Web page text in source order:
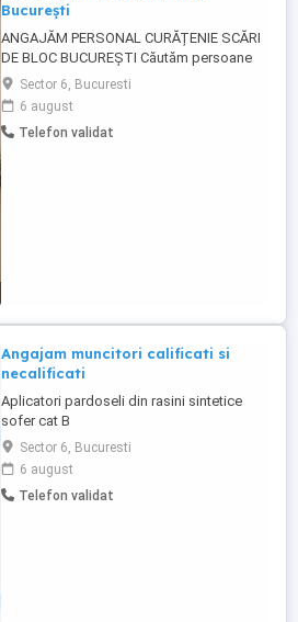
București
ANGAJĂM PERSONAL CURĂȚENIE SCĂRI
DE BLOC BUCUREȘTI Căutăm persoane
serioase și responsabile pentru activități
de curățenie în scări de bloc, cu sau fără
predarea gunoiului. Oferim: Program full-
time sau part-time; Program de lucru
Sector 6, Bucuresti
6 august
Telefon validat
Angajam muncitori calificati si
necalificati
Aplicatori pardoseli din rasini sintetice
sofer cat B
Sector 6, Bucuresti
6 august
Telefon validat